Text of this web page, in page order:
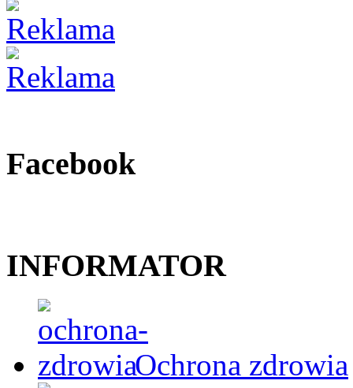
Facebook
INFORMATOR
Ochrona zdrowia